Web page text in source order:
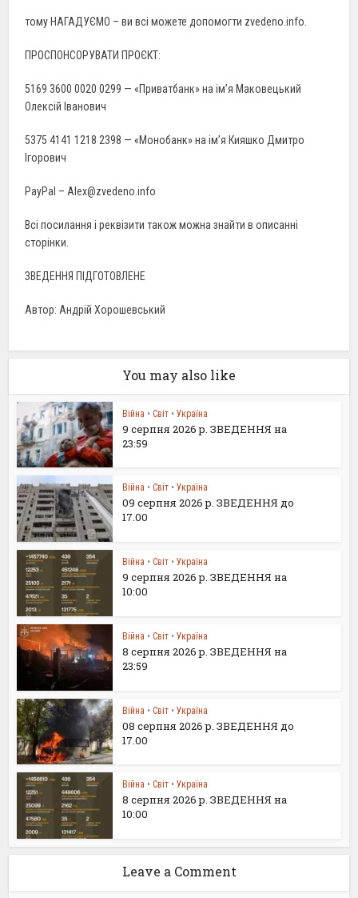
тому НАГАДУЄМО – ви всі можете допомогти zvedeno.info.
ПРОСПОНСОРУВАТИ ПРОЄКТ:
5169 3600 0020 0299 — «Приватбанк» на ім’я Маковецький
Олексій Іванович
5375 4141 1218 2398 — «Монобанк» на ім’я Кияшко Дмитро
Ігорович
PayPal – Alex@zvedeno.info
Всі посилання і реквізити також можна знайти в описанні
сторінки.
ЗВЕДЕННЯ ПІДГОТОВЛЕНЕ
Автор: Андрій Хорошевський
You may also like
Війна • Світ • Україна
9 серпня 2026 р. ЗВЕДЕННЯ на
23:59
Війна • Світ • Україна
09 серпня 2026 р. ЗВЕДЕННЯ до
17.00
Війна • Світ • Україна
9 серпня 2026 р. ЗВЕДЕННЯ на
10:00
Війна • Світ • Україна
8 серпня 2026 р. ЗВЕДЕННЯ на
23:59
Війна • Світ • Україна
08 серпня 2026 р. ЗВЕДЕННЯ до
17.00
Війна • Світ • Україна
8 серпня 2026 р. ЗВЕДЕННЯ на
10:00
Leave a Comment